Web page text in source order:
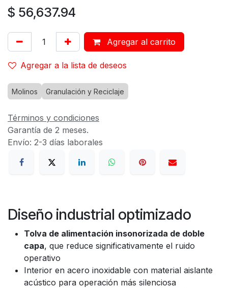
$ 56,637.94
Agregar al carrito
Agregar a la lista de deseos
Molinos Granulación y Reciclaje
Términos y condiciones
Garantía de 2 meses.
Envío: 2-3 días laborales
Diseño industrial optimizado
Tolva de alimentación insonorizada de doble
capa, que reduce significativamente el ruido
operativo
Interior en acero inoxidable con material aislante
acústico para operación más silenciosa